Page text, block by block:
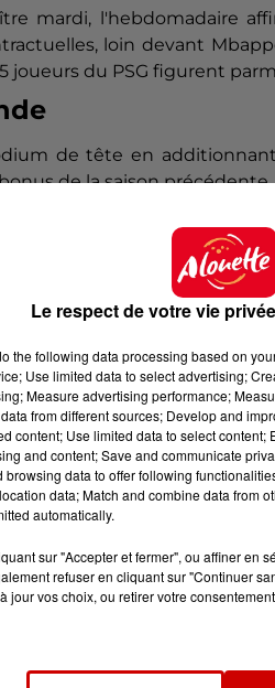
mardi, l'hebdomadaire
loin devant
joueurs du PSG figurent
de tête en
de la saison précédente.
rang mondial avec 95
Cristiano Ronaldo (118 M
le premier Français avec
arrive en tête avec 40,5 M
de la saison précédente.
City) avec 27 M
t.co/6X8r9SGKjX
Le respect de votre vie
the following data processing based on
Use limited data to select advertising;
Measure advertising performance;
from different sources; Develop and
content; Use limited data to select
and content; Save and communicate
browsing data to offer following
data; Match and combine data from
automatically.
sur "Accepter et fermer", ou affiner en
refuser en cliquant sur "Continuer
jour vos choix, ou retirer votre